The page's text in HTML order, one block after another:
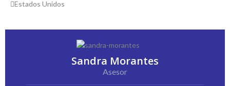
Estados Unidos
Sandra Morantes
Asesor